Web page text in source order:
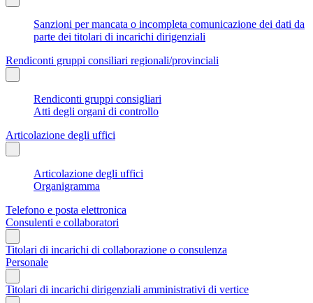
Sanzioni per mancata o incompleta comunicazione dei dati da
parte dei titolari di incarichi dirigenziali
Rendiconti gruppi consiliari regionali/provinciali
Rendiconti gruppi consigliari
Atti degli organi di controllo
Articolazione degli uffici
Articolazione degli uffici
Organigramma
Telefono e posta elettronica
Consulenti e collaboratori
Titolari di incarichi di collaborazione o consulenza
Personale
Titolari di incarichi dirigenziali amministrativi di vertice